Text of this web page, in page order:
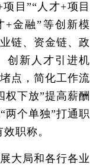
目”“人才+项目
+金融”等创新模
链、资金链、政
创新人才引进机
点，简化工作流
权下放”提高薪酬
两个单独”打通职
职称。
大局和各行各业